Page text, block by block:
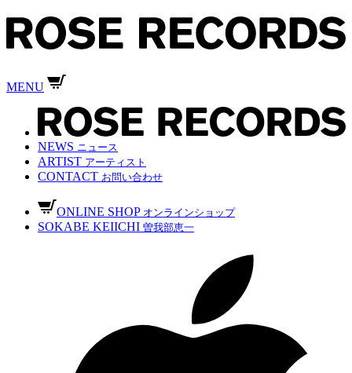
MENU
NEWS ニュース
ARTIST アーティスト
CONTACT お問い合わせ
ONLINE SHOP オンラインショップ
SOKABE KEIICHI 曽我部恵一